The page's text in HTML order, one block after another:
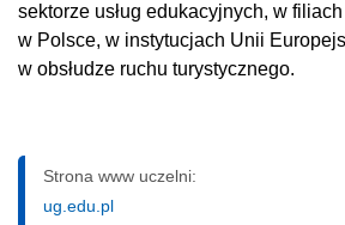
sektorze usług edukacyjnych, w
w Polsce, w instytucjach Unii
w obsłudze ruchu turystycznego.
Strona www uczelni:
ug.edu.pl